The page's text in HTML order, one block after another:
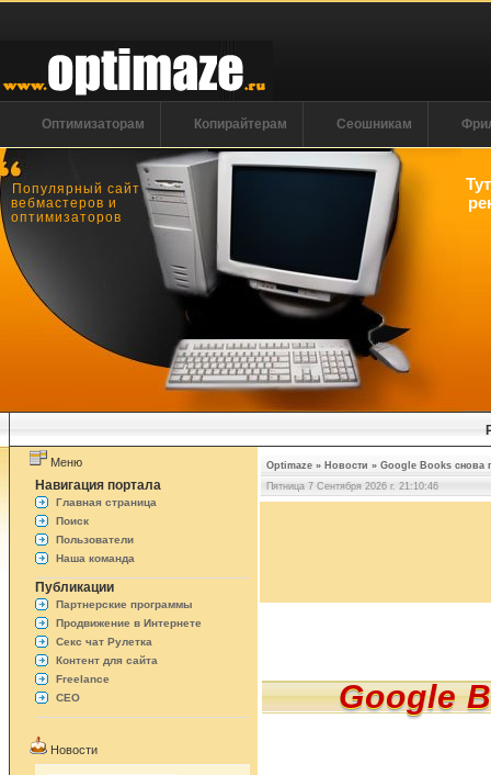
Оптимизаторам Копирайтерам Сеошникам
Популярный сайт
вебмастеров и
оптимизаторов
Меню
Навигация портала
Главная страница
Поиск
Пользователи
Наша команда
Публикации
Партнерские программы
Продвижение в Интернете
Секс чат Рулетка
Контент для сайта
Freelance
СЕО
Новости
Optimaze » Новости » Google Books снова
Пятница 7 Сентября 2026 г. 21:10:46
Google